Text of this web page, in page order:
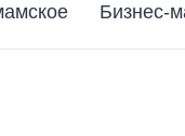
Бизнес-